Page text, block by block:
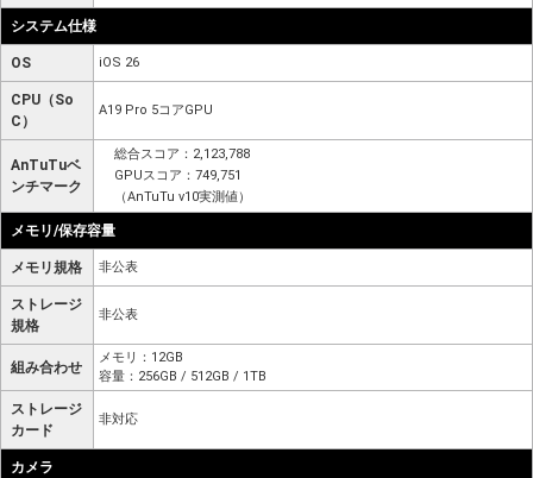
システム仕様
OS iOS 26
CPU（So
C）
A19 Pro 5コアGPU
AnTuTuベ
ンチマーク
総合スコア：2,123,788
GPUスコア：749,751
（AnTuTu v10実測値）
メモリ/保存容量
メモリ規格 非公表
ストレージ
規格
非公表
組み合わせ
メモリ：12GB
容量：256GB / 512GB / 1TB
ストレージ
カード
非対応
カメラ